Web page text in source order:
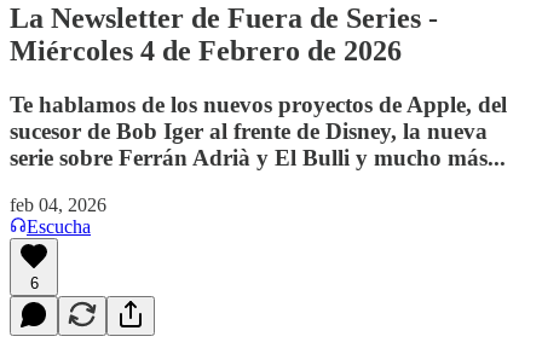
La Newsletter de Fuera de Series -
Miércoles 4 de Febrero de 2026
Te hablamos de los nuevos proyectos de Apple, del
sucesor de Bob Iger al frente de Disney, la nueva
serie sobre Ferrán Adrià y El Bulli y mucho más...
feb 04, 2026
Escucha
6